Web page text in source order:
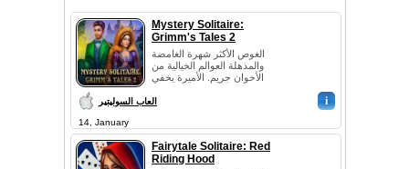
Mystery Solitaire:
Grimm's Tales 2
الغوص الأكثر شهرة الغامضة
والمذهلة العوالم الخيالية من
الأخوان جريم. الأميرة يخفي
العاب السوليتير i
14, January
Fairytale Solitaire: Red
Riding Hood